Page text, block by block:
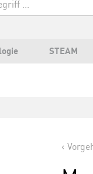
STEAM